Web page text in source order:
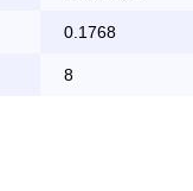
0.1768
8 в будние дни